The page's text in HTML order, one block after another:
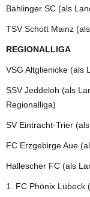
Bahlinger SC (als
TSV Schott Mainz
REGIONALLIGA
VSG Altglienicke (als
SSV Jeddeloh (als
Regionalliga)
SV Eintracht-Trier
FC Erzgebirge Aue
Hallescher FC (als
1. FC Phönix Lübeck